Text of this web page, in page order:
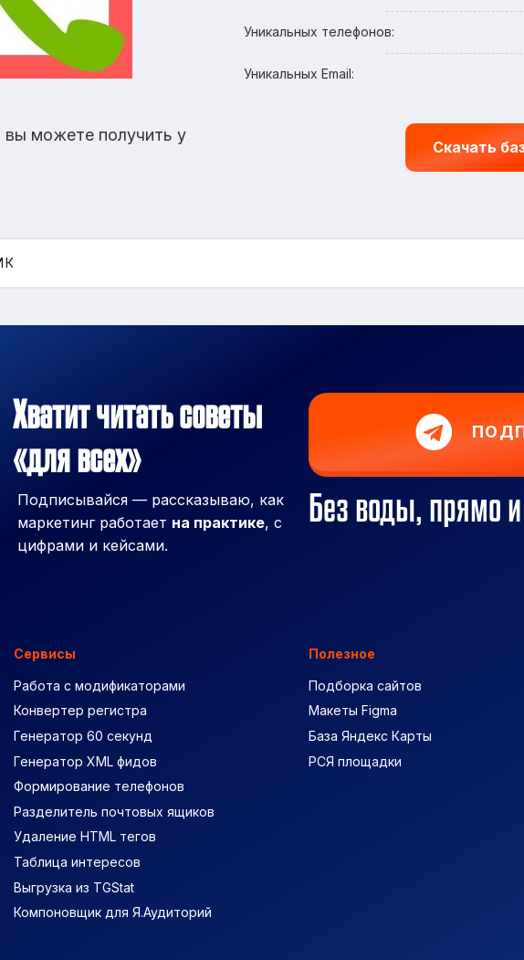
Уникальных телефонов:
Уникальных Email:
вы можете получить у
Скачать
Хватит читать советы
«для всех»
Подписывайся — рассказываю, как
маркетинг работает на практике, с
цифрами и кейсами.
Без воды, прямо
Сервисы
Работа с модификаторами
Конвертер регистра
Генератор 60 секунд
Генератор XML фидов
Формирование телефонов
Разделитель почтовых ящиков
Удаление HTML тегов
Таблица интересов
Выгрузка из TGStat
Компоновщик для Я.Аудиторий
Полезное
Подборка сайтов
Макеты Figma
База Яндекс Карты
РСЯ площадки